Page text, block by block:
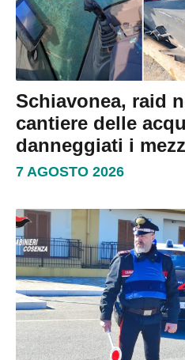
Schiavonea, raid
cantiere delle
danneggiati i
7 AGOSTO 2026